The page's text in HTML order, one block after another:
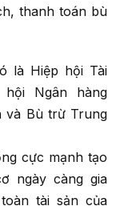
thanh toán bù
là Hiệp hội Tài
Ngân hàng
và Bù trừ Trung
cực mạnh tạo
ngày càng gia
tài sản của